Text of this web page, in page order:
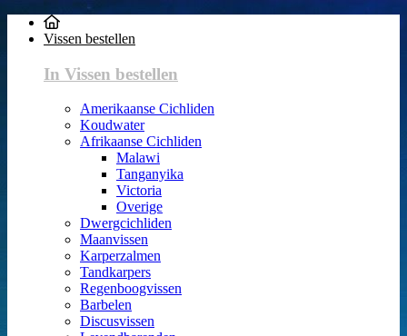
Vissen bestellen
In Vissen bestellen
Amerikaanse Cichliden
Koudwater
Afrikaanse Cichliden
Malawi
Tanganyika
Victoria
Overige
Dwergcichliden
Maanvissen
Karperzalmen
Tandkarpers
Regenboogvissen
Barbelen
Discusvissen